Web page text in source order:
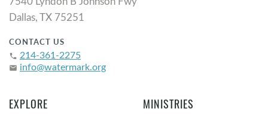
Dallas, TX 75251
CONTACT US
phone 214-361-2275
email info@watermark.org
EXPLORE MINISTRIES